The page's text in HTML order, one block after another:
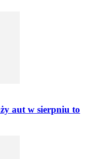
aut w sierpniu to